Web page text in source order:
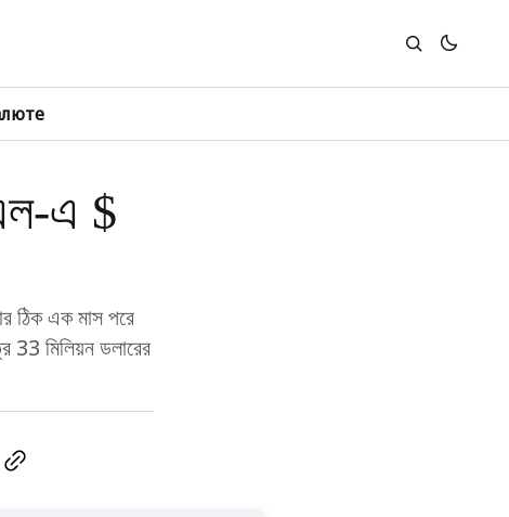
এ $
ঠিক এক মাস পরে
33 মিলিয়ন ডলারের